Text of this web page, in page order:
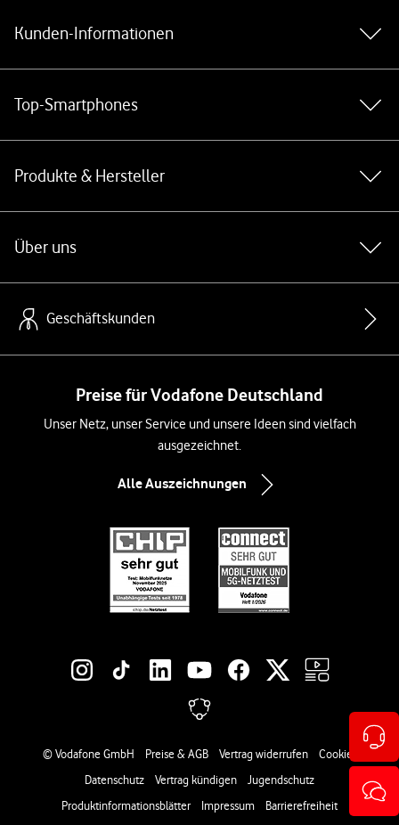
Kunden-Informationen
Top-Smartphones
Produkte & Hersteller
Über uns
Geschäftskunden
Preise für Vodafone Deutschland
Unser Netz, unser Service und unsere Ideen sind vielfach
ausgezeichnet.
Alle Auszeichnungen
Social-Media-Links
Rechtliche Links
© Vodafone GmbH Preise & AGB Vertrag widerrufen
Cookies
Datenschutz
Vertrag kündigen
Jugendschutz
Produktinformationsblätter
Impressum Barrierefreiheit